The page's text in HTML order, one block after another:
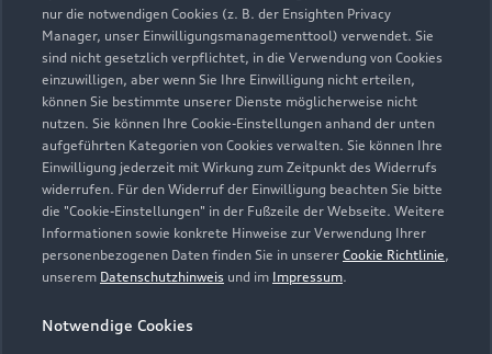
nur die notwendigen Cookies (z. B. der Ensighten Privacy
Manager, unser Einwilligungsmanagementtool) verwendet. Sie
sind nicht gesetzlich verpflichtet, in die Verwendung von Cookies
einzuwilligen, aber wenn Sie Ihre Einwilligung nicht erteilen,
können Sie bestimmte unserer Dienste möglicherweise nicht
nutzen. Sie können Ihre Cookie-Einstellungen anhand der unten
aufgeführten Kategorien von Cookies verwalten. Sie können Ihre
Einwilligung jederzeit mit Wirkung zum Zeitpunkt des Widerrufs
widerrufen. Für den Widerruf der Einwilligung beachten Sie bitte
die "Cookie-Einstellungen" in der Fußzeile der Webseite. Weitere
Informationen sowie konkrete Hinweise zur Verwendung Ihrer
personenbezogenen Daten finden Sie in unserer Cookie Richtlinie,
unserem Datenschutzhinweis und im Impressum.
Notwendige Cookies